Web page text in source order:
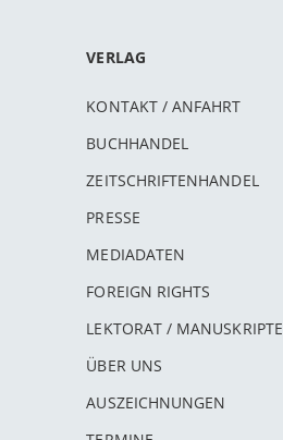
VERLAG
KONTAKT / ANFAHRT
BUCHHANDEL
ZEITSCHRIFTENHANDEL
PRESSE
MEDIADATEN
FOREIGN RIGHTS
LEKTORAT / MANUSKRIPTE
ÜBER UNS
AUSZEICHNUNGEN